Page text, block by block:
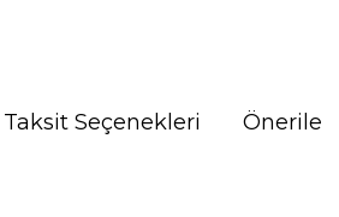
Taksit Seçenekleri